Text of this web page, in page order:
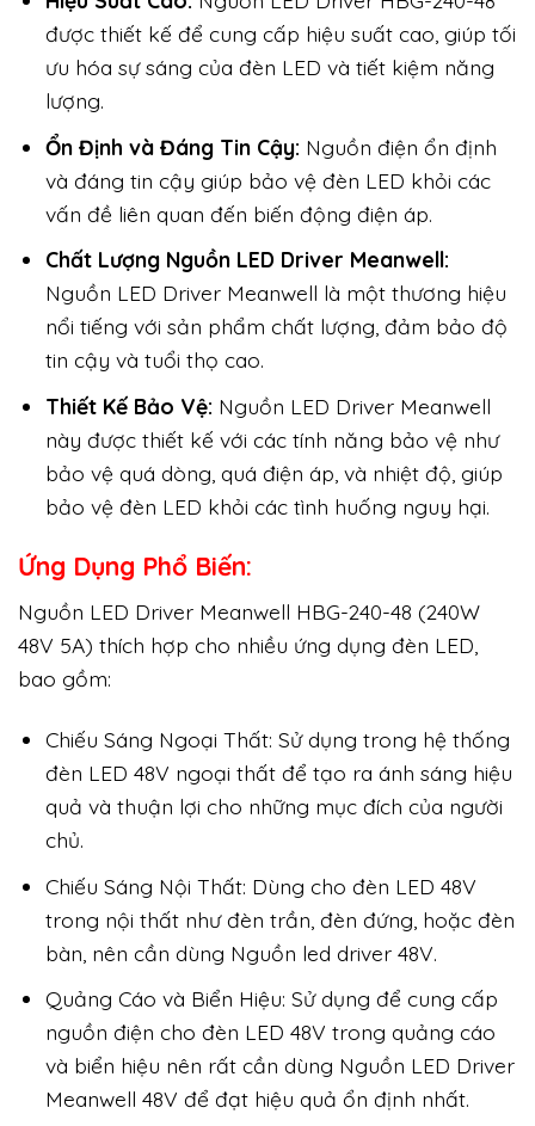
được thiết kế để cung cấp hiệu suất cao, giúp tối
ưu hóa sự sáng của đèn LED và tiết kiệm năng
lượng.
Ổn Định và Đáng Tin Cậy: Nguồn điện ổn định
và đáng tin cậy giúp bảo vệ đèn LED khỏi các
vấn đề liên quan đến biến động điện áp.
Chất Lượng Nguồn LED Driver Meanwell:
Nguồn LED Driver Meanwell là một thương hiệu
nổi tiếng với sản phẩm chất lượng, đảm bảo độ
tin cậy và tuổi thọ cao.
Thiết Kế Bảo Vệ: Nguồn LED Driver Meanwell
này được thiết kế với các tính năng bảo vệ như
bảo vệ quá dòng, quá điện áp, và nhiệt độ, giúp
bảo vệ đèn LED khỏi các tình huống nguy hại.
Ứng Dụng Phổ Biến:
Nguồn LED Driver Meanwell HBG-240-48 (240W
48V 5A) thích hợp cho nhiều ứng dụng đèn LED,
bao gồm:
Chiếu Sáng Ngoại Thất: Sử dụng trong hệ thống
đèn LED 48V ngoại thất để tạo ra ánh sáng hiệu
quả và thuận lợi cho những mục đích của người
chủ.
Chiếu Sáng Nội Thất: Dùng cho đèn LED 48V
trong nội thất như đèn trần, đèn đứng, hoặc đèn
bàn, nên cần dùng Nguồn led driver 48V.
Quảng Cáo và Biển Hiệu: Sử dụng để cung cấp
nguồn điện cho đèn LED 48V trong quảng cáo
và biển hiệu nên rất cần dùng Nguồn LED Driver
Meanwell 48V để đạt hiệu quả ổn định nhất.